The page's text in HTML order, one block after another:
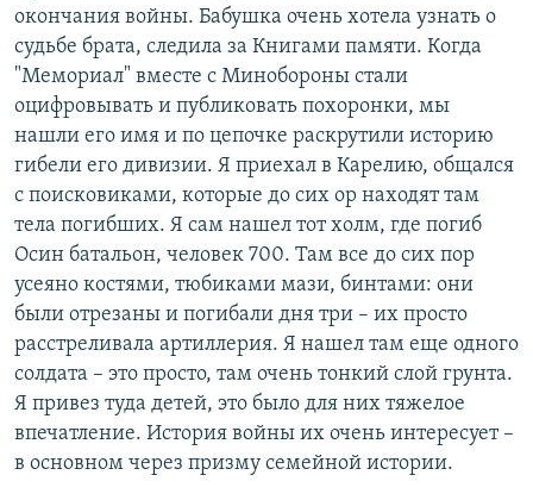
окончания войны. Бабушка очень хотела узнать о
судьбе брата, следила за Книгами памяти. Когда
"Мемориал" вместе с Минобороны стали
оцифровывать и публиковать похоронки, мы
нашли его имя и по цепочке раскрутили историю
гибели его дивизии. Я приехал в Карелию, общался
с поисковиками, которые до сих ор находят там
тела погибших. Я сам нашел тот холм, где погиб
Осин батальон, человек 700. Там все до сих пор
усеяно костями, тюбиками мази, бинтами: они
были отрезаны и погибали дня три – их просто
расстреливала артиллерия. Я нашел там еще одного
солдата – это просто, там очень тонкий слой грунта.
Я привез туда детей, это было для них тяжелое
впечатление. История войны их очень интересует –
в основном через призму семейной истории.